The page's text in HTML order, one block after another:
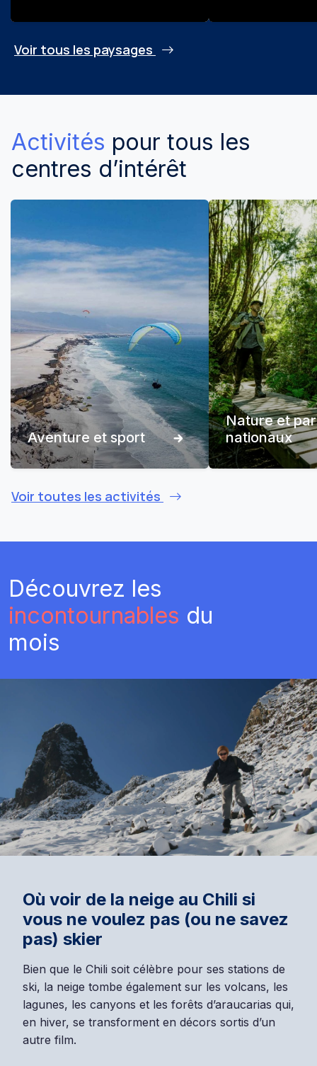
Voir tous les paysages
Activités pour tous les
centres d’intérêt
Aventure et sport
Nature et
nationaux
Voir toutes les activités
Découvrez les
incontournables du
mois
Où voir de la neige au Chili si
vous ne voulez pas (ou ne savez
pas) skier
Bien que le Chili soit célèbre pour ses stations de
ski, la neige tombe également sur les volcans, les
lagunes, les canyons et les forêts d’araucarias qui,
en hiver, se transforment en décors sortis d’un
autre film.